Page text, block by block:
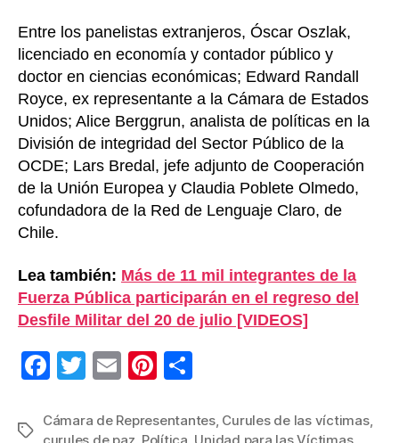
Entre los panelistas extranjeros, Óscar Oszlak,
licenciado en economía y contador público y
doctor en ciencias económicas; Edward Randall
Royce, ex representante a la Cámara de Estados
Unidos; Alice Berggrun, analista de políticas en la
División de integridad del Sector Público de la
OCDE; Lars Bredal, jefe adjunto de Cooperación
de la Unión Europea y Claudia Poblete Olmedo,
cofundadora de la Red de Lenguaje Claro, de
Chile.
Lea también: Más de 11 mil integrantes de la
Fuerza Pública participarán en el regreso del
Desfile Militar del 20 de julio [VIDEOS]
F
c
T
tt
E
ail
Pi
er m
Etiquetas
Cámara de Representantes, Curules de las víctimas,